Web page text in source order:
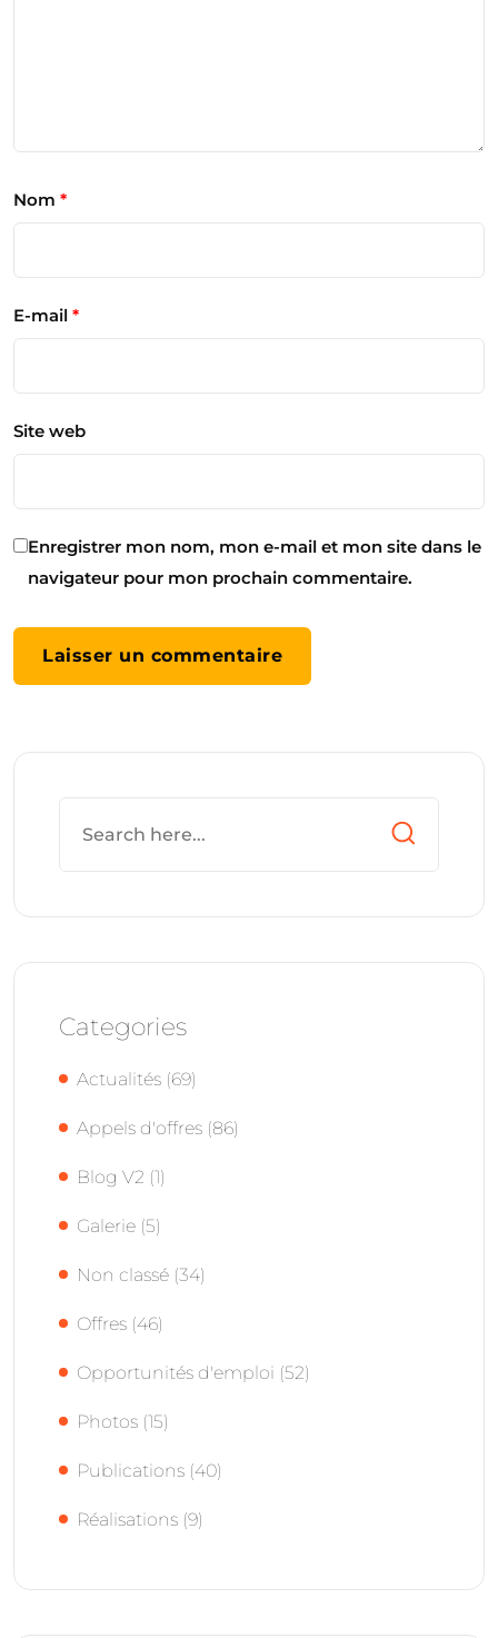
Nom *
E-mail *
Site web
Enregistrer mon nom, mon e-mail et mon site dans le
navigateur pour mon prochain commentaire.
Categories
Actualités (69)
Appels d'offres (86)
Blog V2 (1)
Galerie (5)
Non classé (34)
Offres (46)
Opportunités d'emploi (52)
Photos (15)
Publications (40)
Réalisations (9)